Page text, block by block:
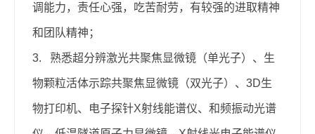
调能力，责任心强，吃苦耐劳，有较强的进取精神
和团队精神；
3. 熟悉超分辨激光共聚焦显微镜（单光子）、生
物颗粒活体示踪共聚焦显微镜（双光子）、 3D生
物打印机、电子探针X射线能谱仪、和频振动光谱